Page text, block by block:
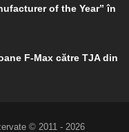
of the Year” în
F-Max către TJA din
© 2011 - 2026